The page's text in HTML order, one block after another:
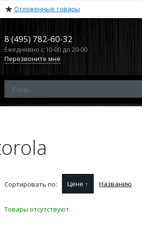
Отложенные товары
8 (495) 782-60-32
Ежедневно с 10-00 до 20-00
Перезвоните мне
Сортировать по: Цене ↑ Названию
Товары отсутствуют.